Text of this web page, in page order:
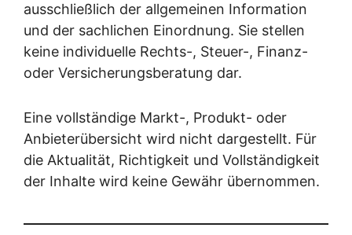
ausschließlich der allgemeinen Information
und der sachlichen Einordnung. Sie stellen
keine individuelle Rechts-, Steuer-, Finanz-
oder Versicherungsberatung dar.
Eine vollständige Markt-, Produkt- oder
Anbieterübersicht wird nicht dargestellt. Für
die Aktualität, Richtigkeit und Vollständigkeit
der Inhalte wird keine Gewähr übernommen.